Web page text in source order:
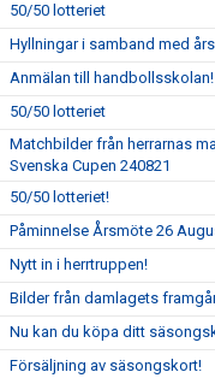
50/50 lotteriet
Hyllningar i samband med
Anmälan till handbollsskolan!
50/50 lotteriet
Matchbilder från herrarnas
Svenska Cupen 240821
50/50 lotteriet!
Påminnelse Årsmöte 26
Nytt in i herrtruppen!
Bilder från damlagets
Nu kan du köpa ditt
Försäljning av säsongskort!